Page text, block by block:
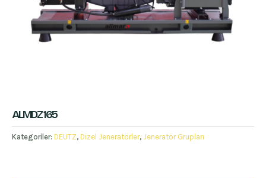
ALMDZ 165
Kategoriler: DEUTZ, Dizel Jeneratörler, Jeneratör Grupları